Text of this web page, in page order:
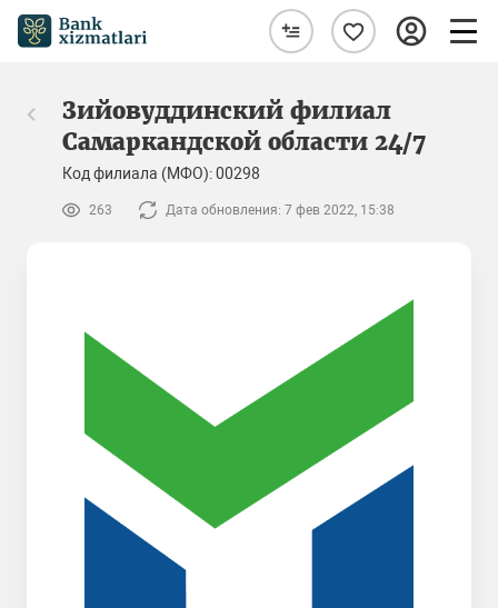
Зийовуддинский филиал
Самаркандской области 24/7
Код филиала (МФО): 00298
263 Дата обновления: 7 фев 2022, 15:38